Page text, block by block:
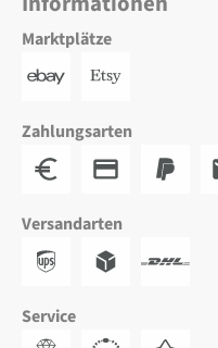
Marktplätze
Zahlungsarten
Versandarten
Service